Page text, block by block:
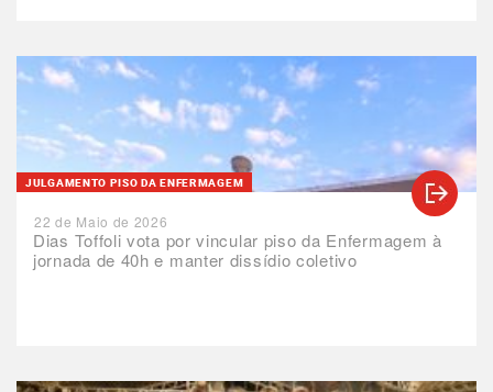
Dias Toffoli vota por vincular piso da Enfermagem à
jornada de 40h e manter dissídio coletivo
JULGAMENTO PISO DA ENFERMAGEM
22 de Maio de 2026